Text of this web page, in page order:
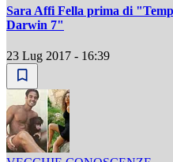
Sara Affi Fella prima di
Darwin 7"
23 Lug 2017 - 16:39